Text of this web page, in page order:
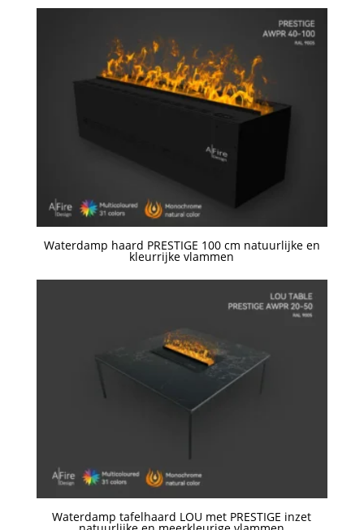
Waterdamp haard PRESTIGE 100 cm natuurlijke en
kleurrijke vlammen
Waterdamp tafelhaard LOU met PRESTIGE inzet